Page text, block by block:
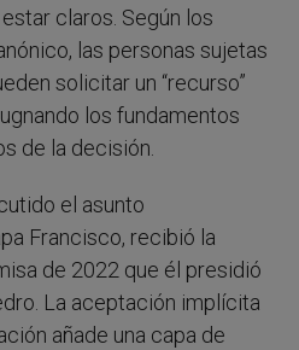
claros. Según los
las personas sujetas
solicitar un “recurso”
los fundamentos
de la decisión.
el asunto
Francisco, recibió la
de 2022 que él presidió
La aceptación implícita
añade una capa de